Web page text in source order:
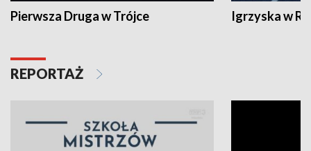
Pierwsza Druga w Trójce Igrzyska w
REPORTAŻ